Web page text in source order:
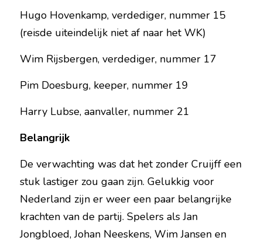
Hugo Hovenkamp, verdediger, nummer 15
(reisde uiteindelijk niet af naar het WK)
Wim Rijsbergen, verdediger, nummer 17
Pim Doesburg, keeper, nummer 19
Harry Lubse, aanvaller, nummer 21
Belangrijk
De verwachting was dat het zonder Cruijff een
stuk lastiger zou gaan zijn. Gelukkig voor
Nederland zijn er weer een paar belangrijke
krachten van de partij. Spelers als Jan
Jongbloed, Johan Neeskens, Wim Jansen en